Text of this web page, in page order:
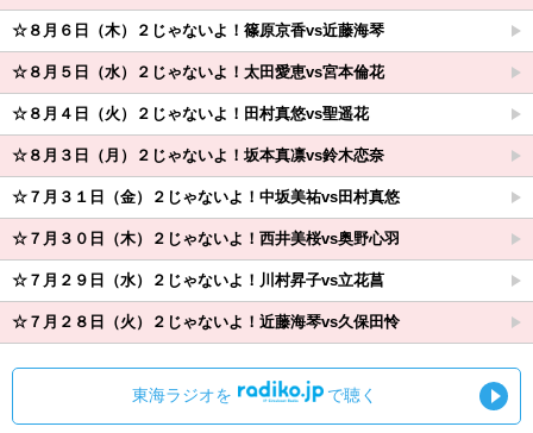
☆８月６日（木）２じゃないよ！篠原京香vs近藤海琴
☆８月５日（水）２じゃないよ！太田愛恵vs宮本倫花
☆８月４日（火）２じゃないよ！田村真悠vs聖遥花
☆８月３日（月）２じゃないよ！坂本真凛vs鈴木恋奈
☆７月３１日（金）２じゃないよ！中坂美祐vs田村真悠
☆７月３０日（木）２じゃないよ！西井美桜vs奥野心羽
☆７月２９日（水）２じゃないよ！川村昇子vs立花菖
☆７月２８日（火）２じゃないよ！近藤海琴vs久保田怜
東海ラジオを で聴く